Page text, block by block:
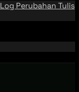
Log Perubahan Tulis